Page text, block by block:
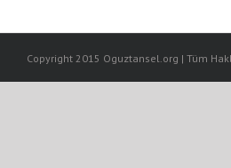
Copyright 2015 Oguztansel.org | Tüm